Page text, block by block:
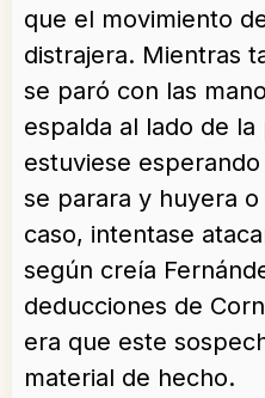
que el movimiento
distrajera. Mientras
se paró con las
espalda al lado de
estuviese
se parara y huyera
caso, intentase
según creía
deducciones de
era que este
material de hecho.